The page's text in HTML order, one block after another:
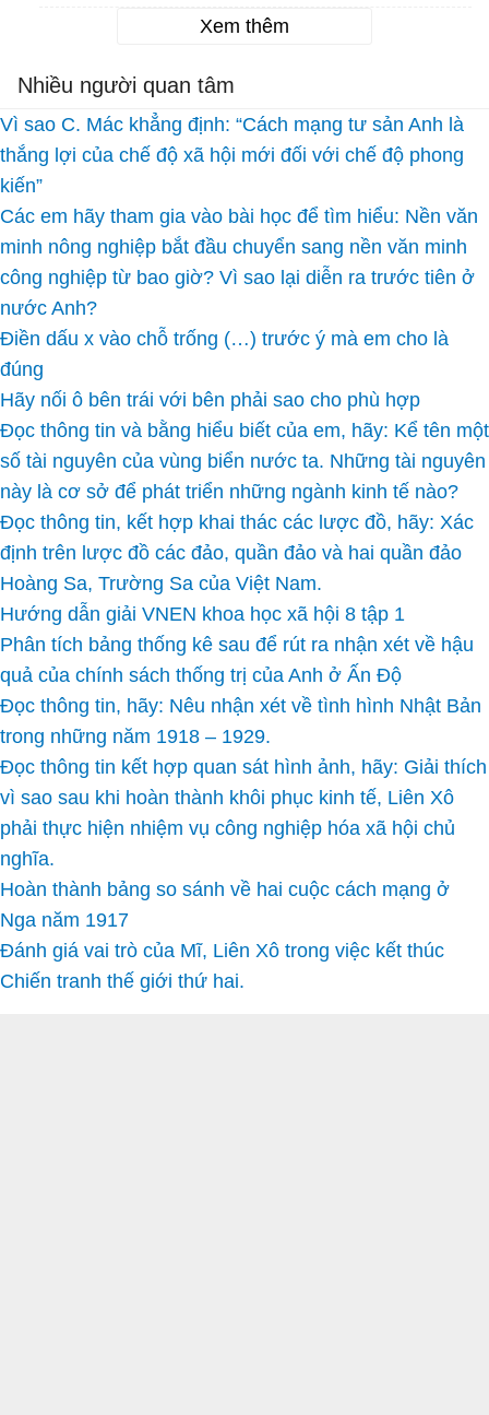
Xem thêm
Nhiều người quan tâm
Vì sao C. Mác khẳng định: “Cách mạng tư sản Anh là
thắng lợi của chế độ xã hội mới đối với chế độ phong
kiến”
Các em hãy tham gia vào bài học để tìm hiểu: Nền văn
minh nông nghiệp bắt đầu chuyển sang nền văn minh
công nghiệp từ bao giờ? Vì sao lại diễn ra trước tiên ở
nước Anh?
Điền dấu x vào chỗ trống (…) trước ý mà em cho là
đúng
Hãy nối ô bên trái với bên phải sao cho phù hợp
Đọc thông tin và bằng hiểu biết của em, hãy: Kể tên một
số tài nguyên của vùng biển nước ta. Những tài nguyên
này là cơ sở để phát triển những ngành kinh tế nào?
Đọc thông tin, kết hợp khai thác các lược đồ, hãy: Xác
định trên lược đồ các đảo, quần đảo và hai quần đảo
Hoàng Sa, Trường Sa của Việt Nam.
Hướng dẫn giải VNEN khoa học xã hội 8 tập 1
Phân tích bảng thống kê sau để rút ra nhận xét về hậu
quả của chính sách thống trị của Anh ở Ấn Độ
Đọc thông tin, hãy: Nêu nhận xét về tình hình Nhật Bản
trong những năm 1918 – 1929.
Đọc thông tin kết hợp quan sát hình ảnh, hãy: Giải thích
vì sao sau khi hoàn thành khôi phục kinh tế, Liên Xô
phải thực hiện nhiệm vụ công nghiệp hóa xã hội chủ
nghĩa.
Hoàn thành bảng so sánh về hai cuộc cách mạng ở
Nga năm 1917
Đánh giá vai trò của Mĩ, Liên Xô trong việc kết thúc
Chiến tranh thế giới thứ hai.